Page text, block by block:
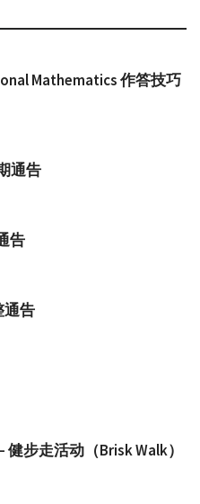
Mathematics 作答技巧
通告
告
通告
步走活动（Brisk Walk）